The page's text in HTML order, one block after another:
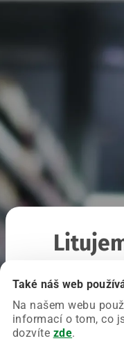
Také náš web
Na našem webu
informací o tom, co
dozvíte zde.
Chyba nastala
Zkuste prosím